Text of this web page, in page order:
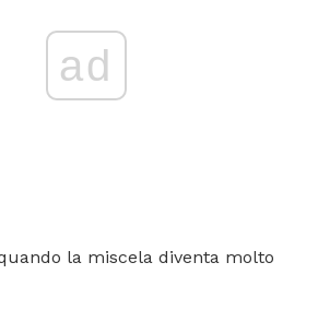
ad
la miscela diventa molto